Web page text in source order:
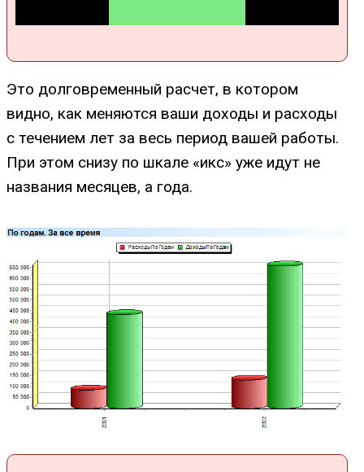
Это долговременный расчет, в котором
видно, как меняются ваши доходы и расходы
с течением лет за весь период вашей работы.
При этом снизу по шкале «икс» уже идут не
названия месяцев, а года.